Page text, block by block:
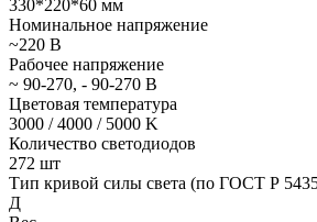
330*220*60 мм
Номинальное напряжение
~220 В
Рабочее напряжение
~ 90-270, - 90-270 В
Цветовая температура
3000 / 4000 / 5000 K
Количество светодиодов
272 шт
Тип кривой силы света (по ГОСТ Р
Д